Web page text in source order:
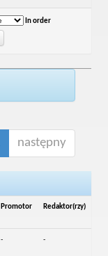
In order
następny
Promotor Redaktor(rzy)
- -